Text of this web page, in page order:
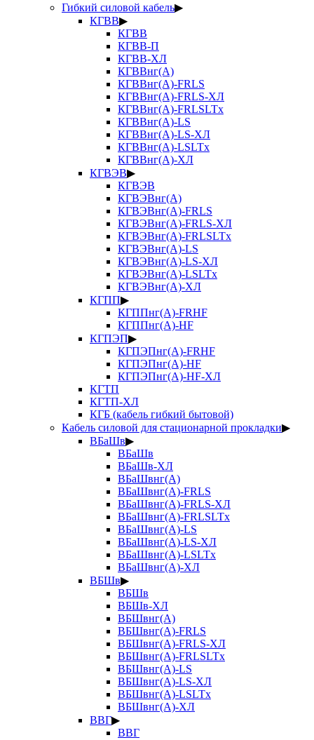
Гибкий силовой кабель▶
КГВВ▶
КГВВ
КГВВ-П
КГВВ-ХЛ
КГВВнг(А)
КГВВнг(А)-FRLS
КГВВнг(А)-FRLS-ХЛ
КГВВнг(А)-FRLSLTx
КГВВнг(А)-LS
КГВВнг(А)-LS-ХЛ
КГВВнг(А)-LSLTx
КГВВнг(А)-ХЛ
КГВЭВ▶
КГВЭВ
КГВЭВнг(А)
КГВЭВнг(А)-FRLS
КГВЭВнг(А)-FRLS-ХЛ
КГВЭВнг(А)-FRLSLTx
КГВЭВнг(А)-LS
КГВЭВнг(А)-LS-ХЛ
КГВЭВнг(А)-LSLTx
КГВЭВнг(А)-ХЛ
КГПП▶
КГППнг(А)-FRHF
КГППнг(А)-HF
КГПЭП▶
КГПЭПнг(А)-FRHF
КГПЭПнг(А)-HF
КГПЭПнг(А)-HF-ХЛ
КГТП
КГТП-ХЛ
КГБ (кабель гибкий бытовой)
Кабель силовой для стационарной прокладки▶
ВБаШв▶
ВБаШв
ВБаШв-ХЛ
ВБаШвнг(А)
ВБаШвнг(А)-FRLS
ВБаШвнг(А)-FRLS-ХЛ
ВБаШвнг(А)-FRLSLTx
ВБаШвнг(А)-LS
ВБаШвнг(А)-LS-ХЛ
ВБаШвнг(А)-LSLTx
ВБаШвнг(А)-ХЛ
ВБШв▶
ВБШв
ВБШв-ХЛ
ВБШвнг(А)
ВБШвнг(А)-FRLS
ВБШвнг(А)-FRLS-ХЛ
ВБШвнг(А)-FRLSLTx
ВБШвнг(А)-LS
ВБШвнг(А)-LS-ХЛ
ВБШвнг(А)-LSLTx
ВБШвнг(А)-ХЛ
ВВГ▶
ВВГ